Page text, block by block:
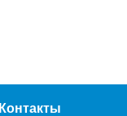
Контакты